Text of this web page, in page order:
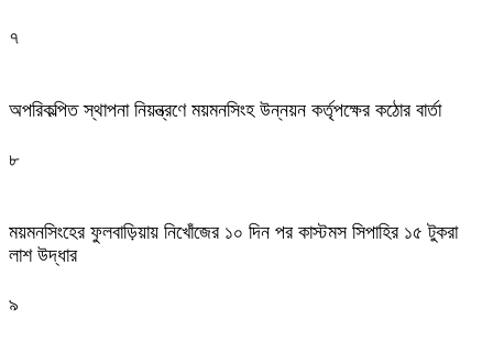
৭
অপরিকল্পিত স্থাপনা নিয়ন্ত্রণে ময়মনসিংহ উন্নয়ন কর্তৃপক্ষের কঠোর বার্তা
৮
ময়মনসিংহের ফুলবাড়িয়ায় নিখোঁজের ১০ দিন পর কাস্টমস সিপাহির ১৫ টুকরা
লাশ উদ্ধার
৯